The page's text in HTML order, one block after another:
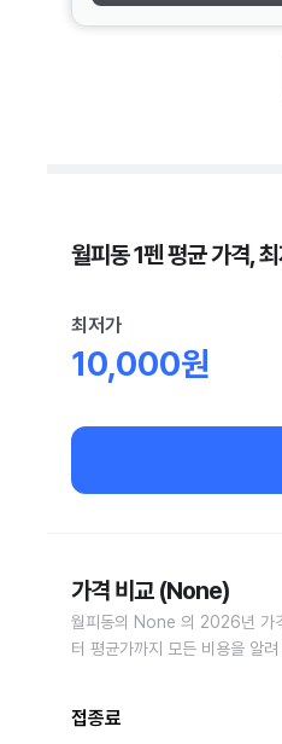
월피동 1펜 평균 가격,
최저가
10,000원
가격 비교 (None)
월피동의 None 의 2026년 가
터 평균가까지 모든 비용을 알
접종료